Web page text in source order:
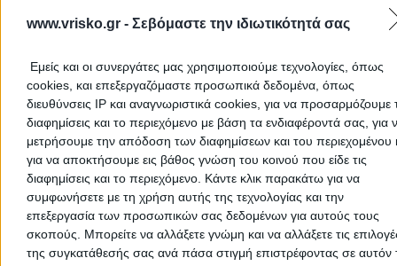
www.vrisko.gr - Σεβόμαστε την ιδιωτικότητά σας
Εμείς και οι συνεργάτες μας χρησιμοποιούμε τεχνολογίες, όπως
cookies, και επεξεργαζόμαστε προσωπικά δεδομένα, όπως
διευθύνσεις IP και αναγνωριστικά cookies, για να προσαρμόζουμε
διαφημίσεις και το περιεχόμενο με βάση τα ενδιαφέροντά σας, για
μετρήσουμε την απόδοση των διαφημίσεων και του περιεχομένου
για να αποκτήσουμε εις βάθος γνώση του κοινού που είδε τις
διαφημίσεις και το περιεχόμενο. Κάντε κλικ παρακάτω για να
συμφωνήσετε με τη χρήση αυτής της τεχνολογίας και την
επεξεργασία των προσωπικών σας δεδομένων για αυτούς τους
σκοπούς. Μπορείτε να αλλάξετε γνώμη και να αλλάξετε τις
της συγκατάθεσής σας ανά πάσα στιγμή επιστρέφοντας σε αυτόν
ΞΗΡΟΚΑΜΠΟΣ
Τελευταία Ενημέρωση: 03/08/2026 11:51:19 πμ
ΚΑΛΥΨΩ Νο 247
Κωνσταντίνου Καραμανλή 9 - ʼγιος Νικόλαος - ΛΑΣΙΘΙ
EKO DIESEL Avio2,114€
Τελευταία Ενημέρωση: 10/08/2026 6:10:56 πμ
ΚΑΛΥΨΩ Νο 241 ΑΓΙΟΣ